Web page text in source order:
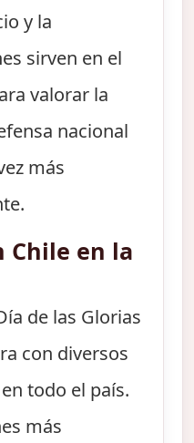
y la
sirven en el
valorar la
nacional
más
Chile en la
de las Glorias
con diversos
todo el país.
más